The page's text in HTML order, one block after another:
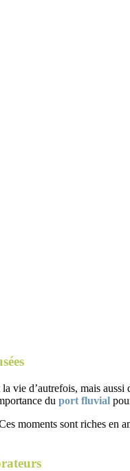
vie d’autrefois, mais aussi
du port fluvial
moments sont riches en